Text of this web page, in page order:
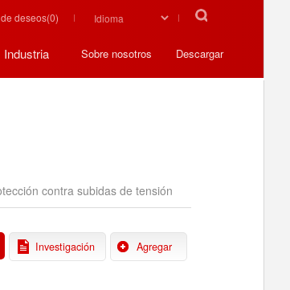
deseos(0)
Industria Sobre nosotros Descargar
contra subidas de tensión
Investigación Agregar